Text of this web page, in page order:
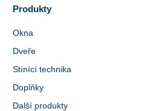
Produkty
Okna
Dveře
Stínící technika
Doplňky
Další produkty